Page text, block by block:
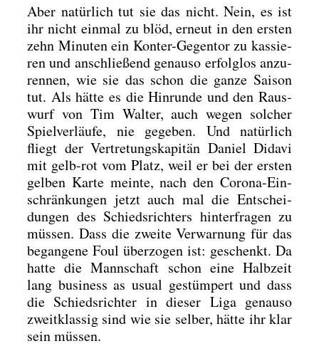
Aber natür­lich tut sie das nicht. Nein, es ist
ihr nicht ein­mal zu blöd, erneut in den ers­ten
zehn Minu­ten ein Kon­ter-Gegen­tor zu kas­sie­
ren und anschlie­ßend genau­so erfolg­los anzu­
ren­nen, wie sie das schon die gan­ze Sai­son
tut. Als hät­te es die Hin­run­de und den Raus­
wurf von Tim Wal­ter, auch wegen sol­cher
Spiel­ver­läu­fe, nie gege­ben. Und natür­lich
fliegt der Ver­tre­tungs­ka­pi­tän Dani­el Dida­vi
mit gelb-rot vom Platz, weil er bei der ers­ten
gel­ben Kar­te mein­te, nach den Coro­na-Ein­
schrän­kun­gen jetzt auch mal die Ent­schei­
dun­gen des Schieds­rich­ters hin­ter­fra­gen zu
müs­sen. Dass die zwei­te Ver­war­nung für das
began­ge­ne Foul über­zo­gen ist: geschenkt. Da
hat­te die Mann­schaft schon eine Halb­zeit
lang busi­ness as usu­al gestüm­pert und dass
die Schieds­rich­ter in die­ser Liga genau­so
zweit­klas­sig sind wie sie sel­ber, hät­te ihr klar
sein müs­sen.